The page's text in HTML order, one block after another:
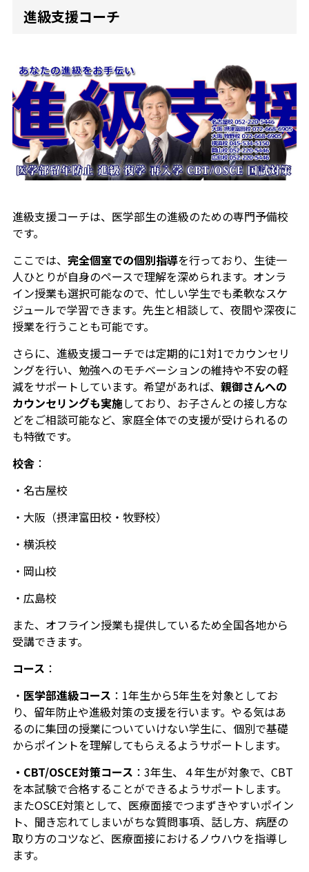
進級支援コーチ
進級支援コーチは、医学部生の進級のための専門予備校
です。
ここでは、 完全個室での個別指導を行っており、生徒一
人ひとりが自身のペースで理解を深められます。オンラ
イン授業も選択可能なので、忙しい学生でも柔軟なスケ
ジュールで学習できます。先生と相談して、夜間や深夜に
授業を行うことも可能です。
さらに、進級支援コーチでは定期的に1対1でカウンセリ
ングを行い、勉強へのモチベーションの維持や不安の軽
減をサポートしています。希望があれば、 親御さんへの
カウンセリングも実施しており、お子さんとの接し方な
どをご相談可能など、家庭全体での支援が受けられるの
も特徴です。
校舎：
・名古屋校
・大阪（摂津富田校・牧野校）
・横浜校
・岡山校
・広島校
また、オフライン授業も提供しているため全国各地から
受講できます。
コース ：
・ 医学部進級コース ：1年生から5年生を対象としてお
り、留年防止や進級対策の支援を行います。やる気はあ
るのに集団の授業についていけない学生に、個別で基礎
からポイントを理解してもらえるようサポートします。
・CBT/OSCE対策コース ：3年生、４年生が対象で、CBT
を本試験で合格することができるようサポートします。
またOSCE対策として、医療面接でつまずきやすいポイン
ト、聞き忘れてしまいがちな質問事項、話し方、病歴の
取り方のコツなど、医療面接におけるノウハウを指導し
ます。